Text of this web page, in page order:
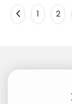
ラの損失さえあ
が計り知れない
1 2